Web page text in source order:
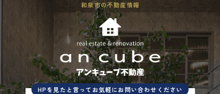
和泉市の不動産情報
HPを見たと言ってお気軽にお問い合わせください